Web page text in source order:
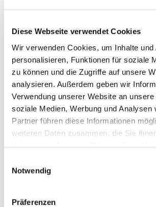
Diese Webseite verwendet Cookies
Wir verwenden Cookies, um Inhalte und
personalisieren, Funktionen für soziale
zu können und die Zugriffe auf unsere
analysieren. Außerdem geben wir
Verwendung unserer Website an
soziale Medien, Werbung und Analysen
Partner führen diese Informationen
weiteren Daten zusammen, die Sie
Notwendig
Präferenzen